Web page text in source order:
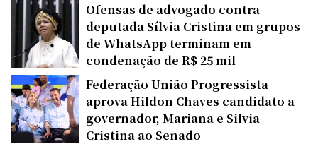
Ofensas de advogado contra
deputada Sílvia Cristina em grupos
de WhatsApp terminam em
condenação de R$ 25 mil
Federação União Progressista
aprova Hildon Chaves candidato a
governador, Mariana e Silvia
Cristina ao Senado